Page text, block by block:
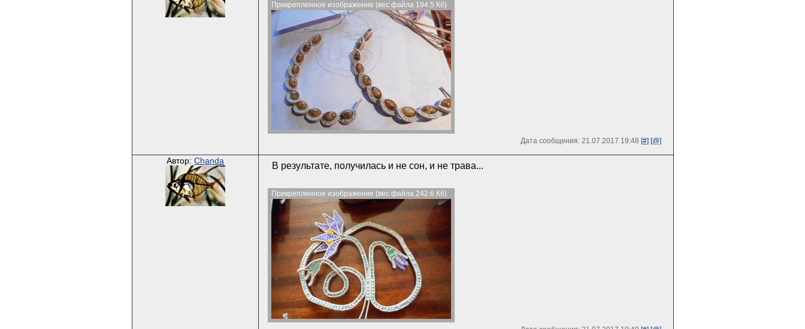
Прикрепленное изображение (вес файла 194.5 Кб)
Дата сообщения: 21.07.2017 19:48 [#] [@]
Автор: Chanda В результате, получилась и не сон, и не трава...
Прикрепленное изображение (вес файла 242.6 Кб)